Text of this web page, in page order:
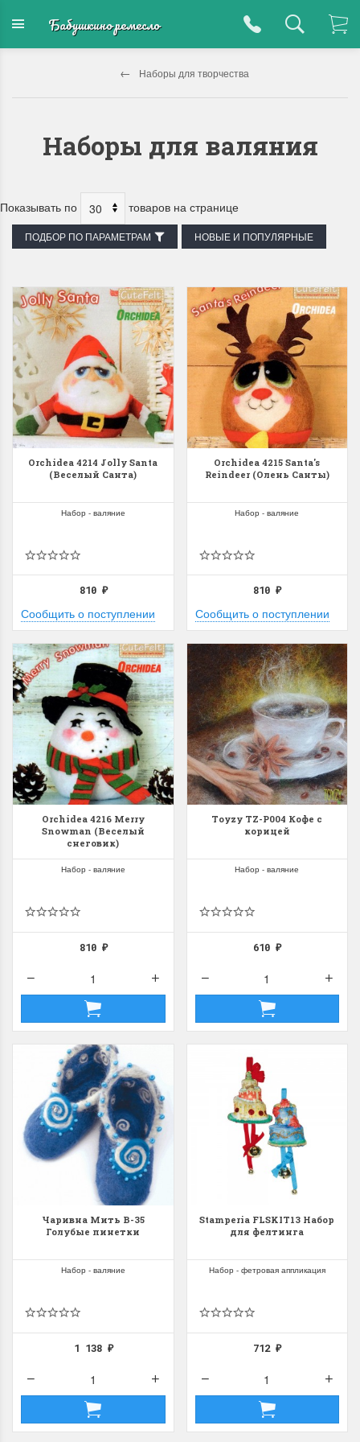
Бабушкино ремесло
Наборы для творчества
Наборы для валяния
Показывать по товаров на странице
ПОДБОР ПО ПАРАМЕТРАМ НОВЫЕ И ПОПУЛЯРНЫЕ
Orchidea 4214 Jolly Santa
(Веселый Санта)
Набор - валяние
810 ₽
Сообщить о поступлении
Orchidea 4215 Santa's
Reindeer (Олень Санты)
Набор - валяние
810₽
Сообщить о поступлении
Orchidea 4216 Merry
Snowman (Веселый
снеговик)
Набор - валяние
810 ₽
Toyzy TZ-P004 Кофе с
корицей
Набор - валяние
610₽
Чаривна Мить В-35
Голубые пинетки
Набор - валяние
1 138 ₽
Stamperia FLSKIT13 Набор
для фелтинга
Набор - фетровая аппликация
712₽